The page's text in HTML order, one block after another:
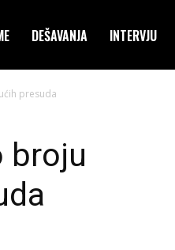
DEŠAVANJA INTERVJU
presuda
broju